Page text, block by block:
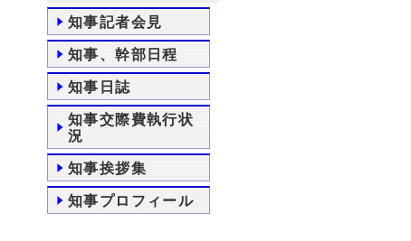
知事記者会見
知事、幹部日程
知事日誌
知事交際費執行状
況
知事挨拶集
知事プロフィール